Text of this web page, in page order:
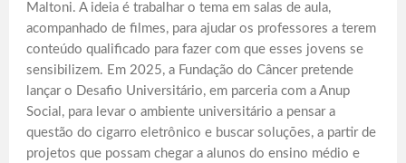
Maltoni. A ideia é trabalhar o tema em salas de aula,
acompanhado de filmes, para ajudar os professores a terem
conteúdo qualificado para fazer com que esses jovens se
sensibilizem. Em 2025, a Fundação do Câncer pretende
lançar o Desafio Universitário, em parceria com a Anup
Social, para levar o ambiente universitário a pensar a
questão do cigarro eletrônico e buscar soluções, a partir de
projetos que possam chegar a alunos do ensino médio e